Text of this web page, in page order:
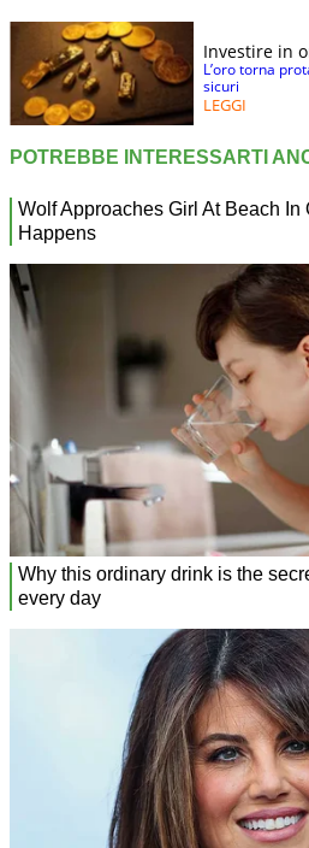
Investire in
L’oro torna
sicuri
LEGGI